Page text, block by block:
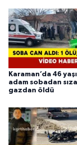
Karaman’da 46
adam sobadan
gazdan öldü